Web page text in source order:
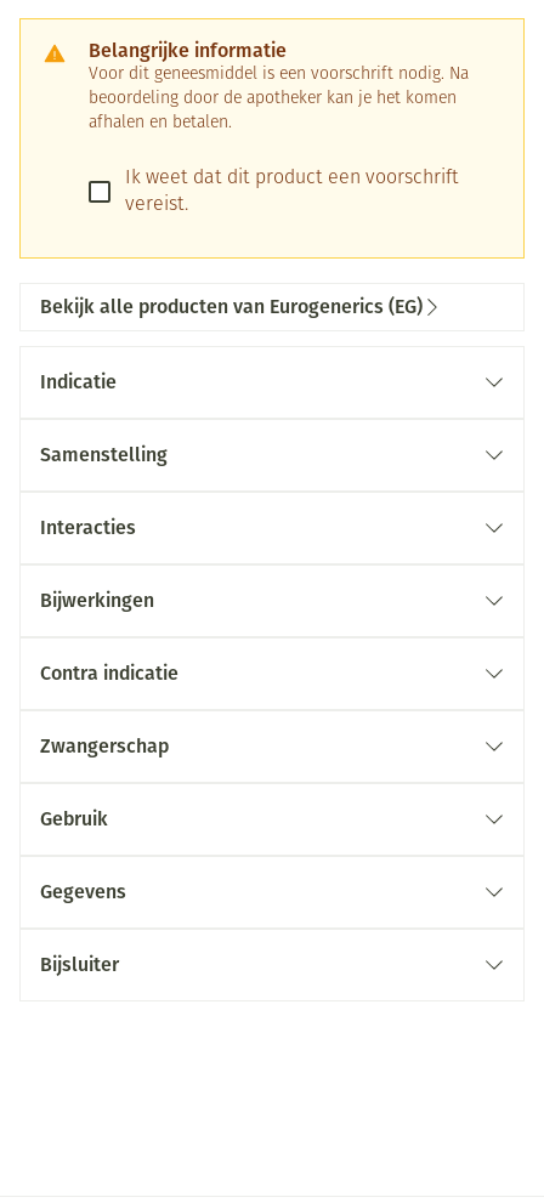
Belangrijke informatie
Voor dit geneesmiddel is een voorschrift nodig. Na
beoordeling door de apotheker kan je het komen
afhalen en betalen.
Ik weet dat dit product een voorschrift
vereist.
Bekijk alle producten van Eurogenerics (EG)
Indicatie
Samenstelling
Interacties
Bijwerkingen
Contra indicatie
Zwangerschap
Gebruik
Gegevens
Bijsluiter